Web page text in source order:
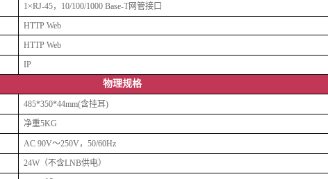
1×RJ-45， 10/100/1000 Base-T网管接口
HTTP Web
HTTP Web
IP
物理规格
485*350*44mm(含挂耳)
净重5KG
AC 90V～250V， 50/60Hz
24W （不含LNB供电）